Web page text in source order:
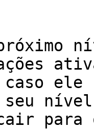
ele
seu
para